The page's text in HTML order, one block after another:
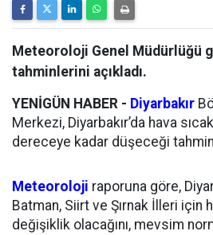
Meteoroloji Genel Müdürlüğü
tahminlerini açıkladı.
YENİGÜN HABER - Diyarbakır
Merkezi, Diyarbakır’da hava
dereceye kadar düşeceği
Meteoroloji raporuna göre,
Batman, Siirt ve Şırnak İlleri için
değişiklik olacağını, mevsim